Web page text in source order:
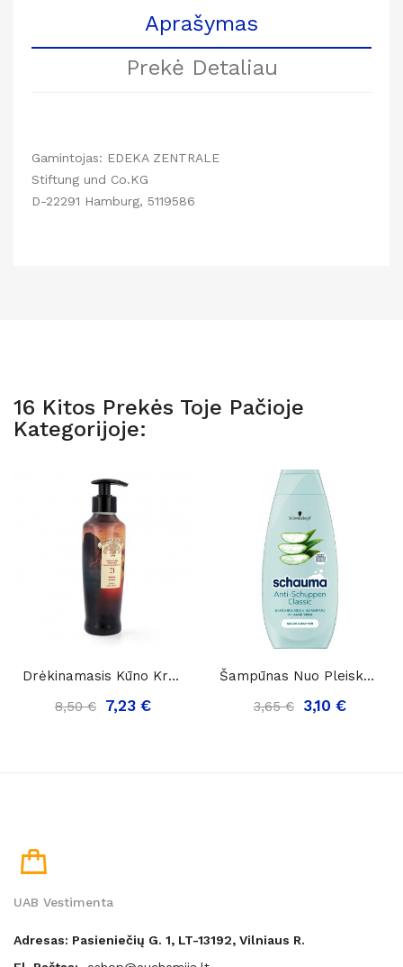
Aprašymas
Prekė Detaliau
Gamintojas: EDEKA ZENTRALE
Stiftung und Co.KG
D-22291 Hamburg, 5119586
16 Kitos Prekės Toje Pačioje
Kategorijoje:
Drėkinamasis Kūno Kremas „Compagnia Delle India...
8,50 €
7,23 €
Šampūnas Nuo Pleiskanų Su Aloe Vera „ Schauma...
3,65 €
3,10 €
UAB Vestimenta
Adresas: Pasieniečių G. 1, LT-13192, Vilniaus R.